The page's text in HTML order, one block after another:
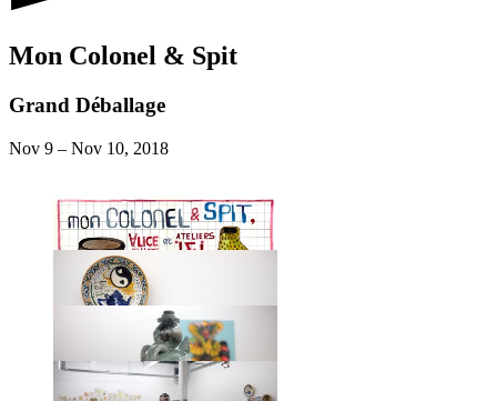
Mon Colonel & Spit
Grand Déballage
Nov 9 – Nov 10, 2018